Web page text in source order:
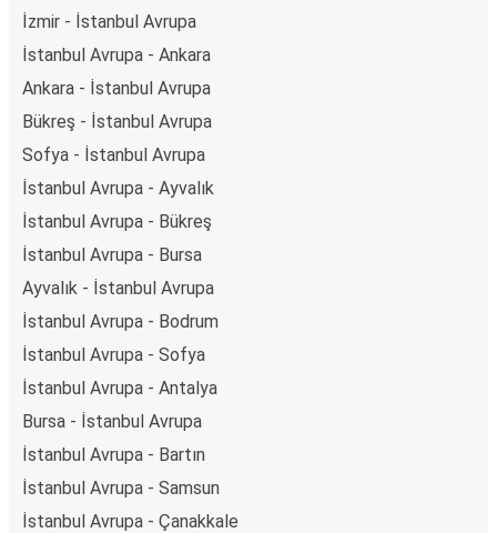
İzmir - İstanbul Avrupa
İstanbul Avrupa - Ankara
Ankara - İstanbul Avrupa
Bükreş - İstanbul Avrupa
Sofya - İstanbul Avrupa
İstanbul Avrupa - Ayvalık
İstanbul Avrupa - Bükreş
İstanbul Avrupa - Bursa
Ayvalık - İstanbul Avrupa
İstanbul Avrupa - Bodrum
İstanbul Avrupa - Sofya
İstanbul Avrupa - Antalya
Bursa - İstanbul Avrupa
İstanbul Avrupa - Bartın
İstanbul Avrupa - Samsun
İstanbul Avrupa - Çanakkale